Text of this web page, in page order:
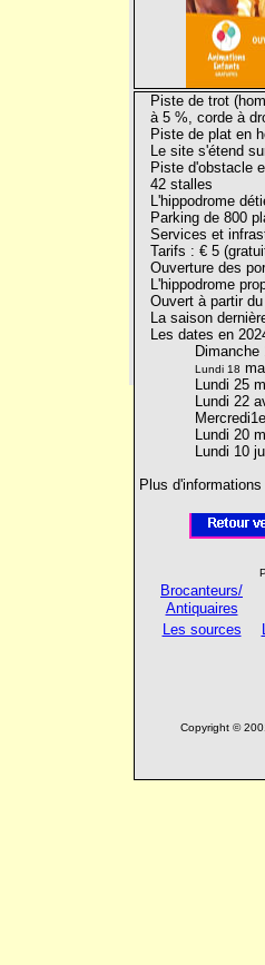
Piste de trot
à 5 %, corde à
Piste de plat en
Le site s'étend
Piste d'obstacle
42 stalles
L'hippodrome
Parking de 800
Services et
Tarifs : € 5
Ouverture des
L'hippodrome
Ouvert à partir
La saison
Les dates en
Dimanche
Lundi 18
Lundi 25
Lundi 22
Mercredi
Lundi 20
Lundi 10
Plus
Brocanteurs/
Antiquaires
Les sources
Copyright ©